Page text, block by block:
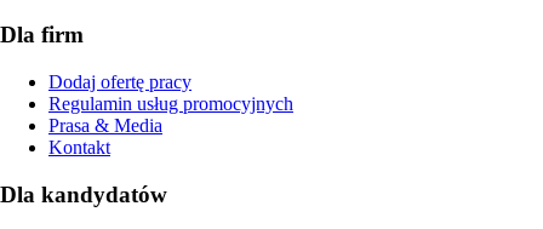
Dla firm
Dodaj ofertę pracy
Regulamin usług promocyjnych
Prasa & Media
Kontakt
Dla kandydatów